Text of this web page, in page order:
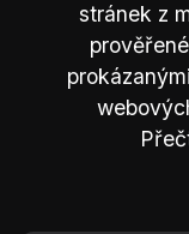
stránek z